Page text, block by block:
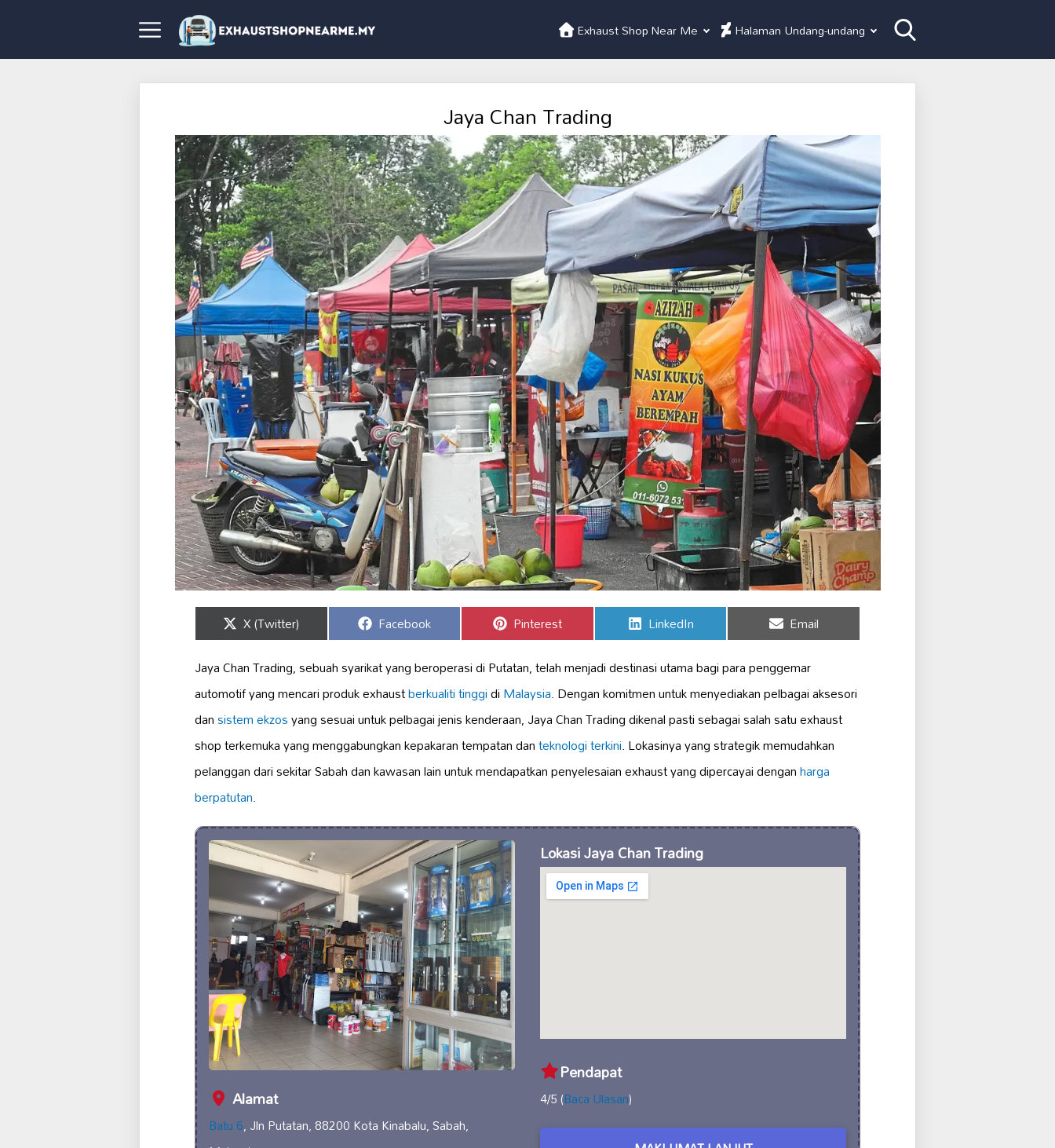
Exhaust Shop Near Me Halaman Undang-undang
Jaya Chan Trading
Share
on
X (Twitter) Share
on
Facebook Share
on
Pinterest Share
on
LinkedIn Share
on
Email
Jaya Chan Trading, sebuah syarikat yang beroperasi di Putatan, telah menjadi destinasi utama bagi para penggemar
automotif yang mencari produk exhaustberkualiti tinggidiMalaysia. Dengan komitmen untuk menyediakan pelbagai aksesori
dansistem ekzosyang sesuai untuk pelbagai jenis kenderaan, Jaya Chan Trading dikenal pasti sebagai salah satu exhaust
shop terkemuka yang menggabungkan kepakaran tempatan danteknologi terkini. Lokasinya yang strategik memudahkan
pelanggan dari sekitar Sabah dan kawasan lain untuk mendapatkan penyelesaian exhaust yang dipercayai denganharga
berpatutan.
Alamat
Batu 6, Jln Putatan, 88200 Kota Kinabalu, Sabah,
Lokasi Jaya Chan Trading
Pendapat
4/5 (Baca Ulasan)